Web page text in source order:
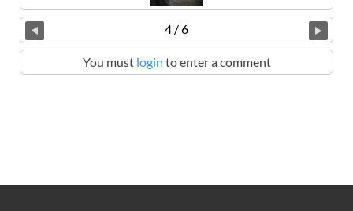
4 / 6
You must login to enter a comment